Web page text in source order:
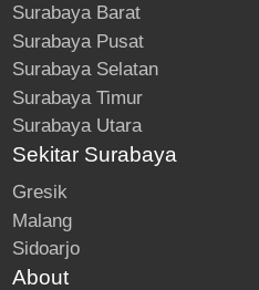
Surabaya Barat
Surabaya Pusat
Surabaya Selatan
Surabaya Timur
Surabaya Utara
Sekitar Surabaya
Gresik
Malang
Sidoarjo
About